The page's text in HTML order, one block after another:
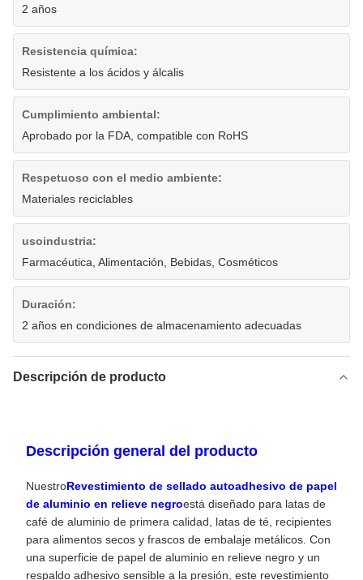
2 años
Resistencia química:
Resistente a los ácidos y álcalis
Cumplimiento ambiental:
Aprobado por la FDA, compatible con RoHS
Respetuoso con el medio ambiente:
Materiales reciclables
usoindustria:
Farmacéutica, Alimentación, Bebidas, Cosméticos
Duración:
2 años en condiciones de almacenamiento adecuadas
Descripción de producto
Descripción general del producto
NuestroRevestimiento de sellado autoadhesivo de papel
de aluminio en relieve negroestá diseñado para latas de
café de aluminio de primera calidad, latas de té, recipientes
para alimentos secos y frascos de embalaje metálicos. Con
una superficie de papel de aluminio en relieve negro y un
respaldo adhesivo sensible a la presión, este revestimiento